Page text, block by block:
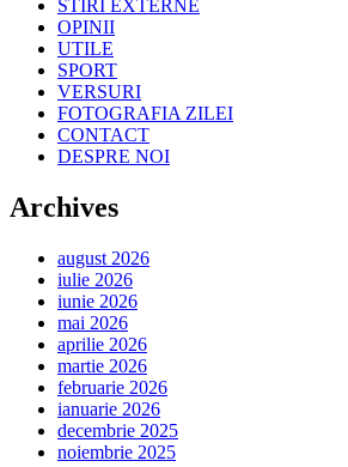
STIRI EXTERNE
OPINII
UTILE
SPORT
VERSURI
FOTOGRAFIA ZILEI
CONTACT
DESPRE NOI
Archives
august 2026
iulie 2026
iunie 2026
mai 2026
aprilie 2026
martie 2026
februarie 2026
ianuarie 2026
decembrie 2025
noiembrie 2025